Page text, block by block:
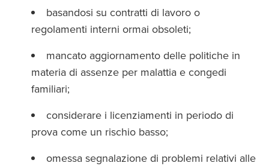
basandosi su contratti di lavoro o
regolamenti interni ormai obsoleti;
mancato aggiornamento delle politiche in
materia di assenze per malattia e congedi
familiari;
considerare i licenziamenti in periodo di
prova come un rischio basso;
omessa segnalazione di problemi relativi alle